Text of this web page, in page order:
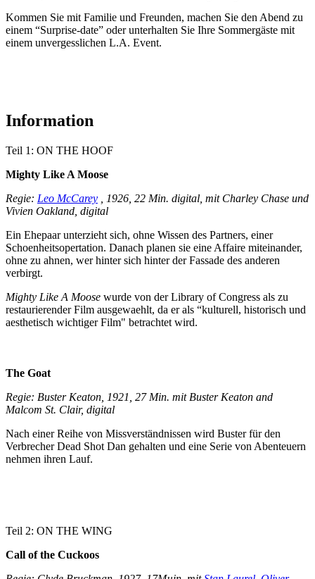
Kommen Sie mit Familie und Freunden, machen Sie den Abend zu
einem “Surprise-date” oder unterhalten Sie Ihre Sommergäste mit
einem unvergesslichen L.A. Event.
Information
Teil 1: ON THE HOOF
Mighty Like A Moose
Regie: Leo McCarey , 1926, 22 Min. digital, mit Charley Chase und
Vivien Oakland, digital
Ein Ehepaar unterzieht sich, ohne Wissen des Partners, einer
Schoenheitsopertation. Danach planen sie eine Affaire miteinander,
ohne zu ahnen, wer hinter sich hinter der Fassade des anderen
verbirgt.
Mighty Like A Moose wurde von der Library of Congress als zu
restaurierender Film ausgewaehlt, da er als “kulturell, historisch und
aesthetisch wichtiger Film" betrachtet wird.
The Goat
Regie: Buster Keaton, 1921, 27 Min. mit Buster Keaton and
Malcom St. Clair, digital
Nach einer Reihe von Missverständnissen wird Buster für den
Verbrecher Dead Shot Dan gehalten und eine Serie von Abenteuern
nehmen ihren Lauf.
Teil 2: ON THE WING
Call of the Cuckoos